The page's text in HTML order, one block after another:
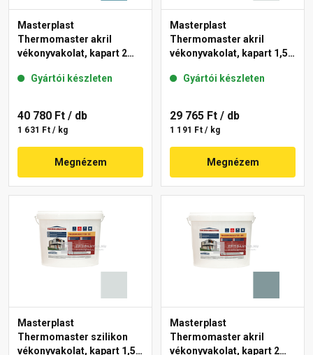
Masterplast
Thermomaster akril
vékonyvakolat, kapart 2
Gyártói készleten
40 780 Ft / db
1 631 Ft / kg
Megnézem
Masterplast
Thermomaster akril
vékonyvakolat, kapart 1,5
Gyártói készleten
29 765 Ft / db
1 191 Ft / kg
Megnézem
Masterplast
Thermomaster szilikon
vékonyvakolat, kapart 1,5
Masterplast
Thermomaster akril
vékonyvakolat, kapart 2